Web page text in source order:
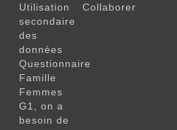
Utilisation
secondaire
des
données
Questionnaire
Famille
Femmes
G1, on a
besoin de
Collaborer